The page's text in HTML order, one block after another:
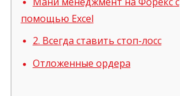
помощью Excel
2. Всегда ставить стоп-лосс
Отложенные ордера